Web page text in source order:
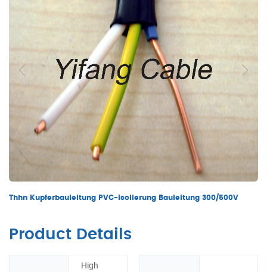
Thhn Kupferbauleitung PVC-Isolierung Bauleitung 300/500V
Product Details
High